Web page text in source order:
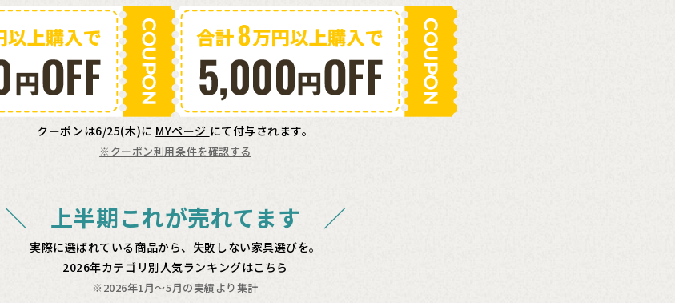
クーポンは6/25(木)に MYページ にて付与されます。
※クーポン利用条件を確認する
＼ 上半期これが売れてます ／
実際に選ばれている商品から、失敗しない家具選びを。
2026年カテゴリ別人気ランキングはこちら
※2026年1月～5月の実績より集計